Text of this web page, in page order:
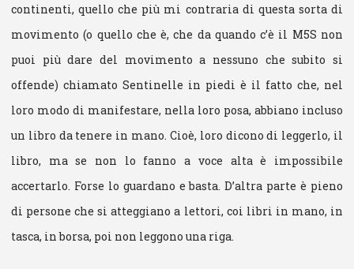
continenti, quello che più mi contraria di questa sorta di
movimento (o quello che è, che da quando c’è il M5S non
puoi più dare del movimento a nessuno che subito si
offende) chiamato Sentinelle in piedi è il fatto che, nel
loro modo di manifestare, nella loro posa, abbiano incluso
un libro da tenere in mano. Cioè, loro dicono di leggerlo, il
libro, ma se non lo fanno a voce alta è impossibile
accertarlo. Forse lo guardano e basta. D’altra parte è pieno
di persone che si atteggiano a lettori, coi libri in mano, in
tasca, in borsa, poi non leggono una riga.